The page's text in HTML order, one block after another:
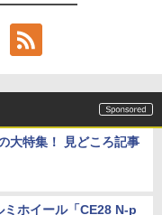
大特集！ 見どころ記事
ミホイール「CE28 N-p